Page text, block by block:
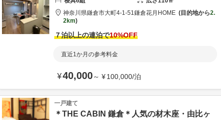
神奈川県鎌倉市大町4-1-51鎌倉花月HOME 目的地から2.
2km
７泊以上の連泊で10%OFF
直近1か月の参考料金
¥40,000～ ¥100,000/泊
一戸建て
＊THE CABIN 鎌倉＊人気の材木座・由比ヶ